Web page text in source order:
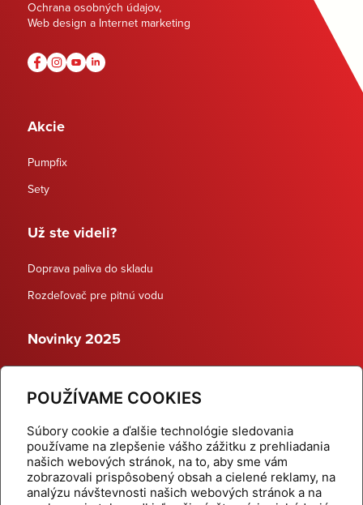
POUŽÍVAME COOKIES
Súbory cookie a ďalšie technológie sledovania
používame na zlepšenie vášho zážitku z prehliadania
našich webových stránok, na to, aby sme vám
zobrazovali prispôsobený obsah a cielené reklamy, na
analýzu návštevnosti našich webových stránok a na
Ochrana osobných údajov,
Web design a Internet marketing
Akcie
Pumpfix
Sety
Už ste videli?
Doprava paliva do skladu
Rozdeľovač pre pitnú vodu
Novinky 2025
Dynamické termostatické ventily
Domov
Produkty